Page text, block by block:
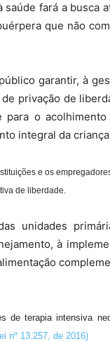
fará a busca
puérpera que não
garantir, à
privação de
para o
integral da
e os
de liberdade.
unidades
à
terapia intensiva
nº 13.257, de 2016)